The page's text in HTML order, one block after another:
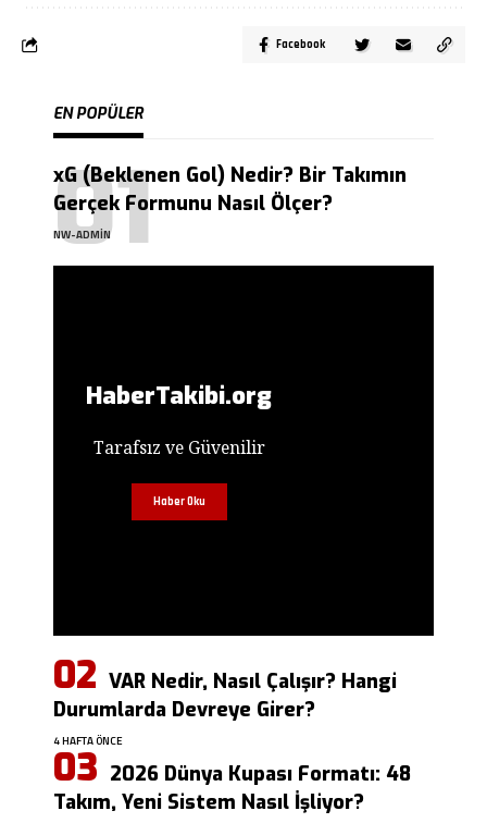
Facebook
EN POPÜLER
xG (Beklenen Gol) Nedir? Bir Takımın
Gerçek Formunu Nasıl Ölçer?
NW-ADMIN
HaberTakibi.org
Tarafsız ve Güvenilir
Haber Oku
VAR Nedir, Nasıl Çalışır? Hangi
Durumlarda Devreye Girer?
4 HAFTA ÖNCE
2026 Dünya Kupası Formatı: 48
Takım, Yeni Sistem Nasıl İşliyor?